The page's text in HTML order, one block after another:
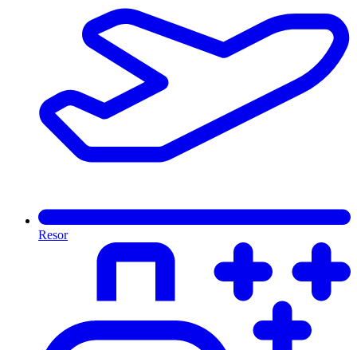
Resor